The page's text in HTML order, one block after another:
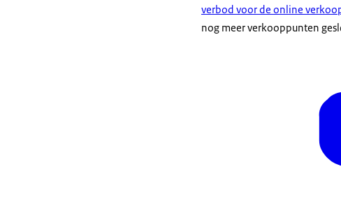
verbod voor de online
nog meer verkooppunten